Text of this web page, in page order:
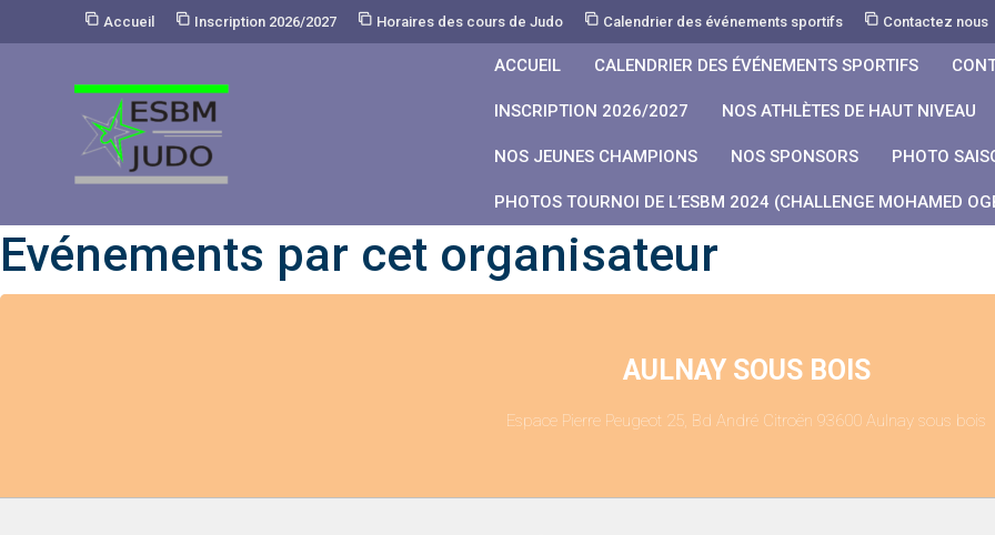
Accueil Inscription 2026/2027 Horaires des cours de Judo Calendrier des événements sportifs Contactez nous
ACCUEIL CALENDRIER DES ÉVÉNEMENTS SPORTIFS
INSCRIPTION 2026/2027 NOS ATHLÈTES DE HAUT NIVEAU
NOS JEUNES CHAMPIONS NOS SPONSORS PHOTO
PHOTOS TOURNOI DE L’ESBM 2024 (CHALLENGE MOHAMED
Evénements par cet organisateur
AULNAY SOUS BOIS
Espace Pierre Peugeot 25, Bd André Citroën 93600 Aulnay sous bois